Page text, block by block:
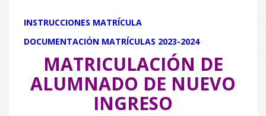
INSTRUCCIONES MATRÍCULA
DOCUMENTACIÓN MATRÍCULAS 2023-2024
MATRICULACIÓN DE
ALUMNADO DE NUEVO
INGRESO